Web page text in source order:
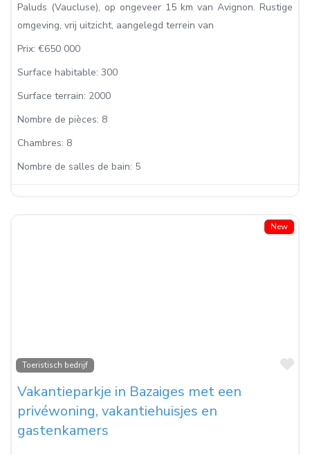
Paluds (Vaucluse), op ongeveer 15 km van Avignon. Rustige
omgeving, vrij uitzicht, aangelegd terrein van
Prix: €650 000
Surface habitable: 300
Surface terrain: 2000
Nombre de pièces: 8
Chambres: 8
Nombre de salles de bain: 5
New
Toeristisch bedrijf
Vakantieparkje in Bazaiges met een
privéwoning, vakantiehuisjes en
gastenkamers